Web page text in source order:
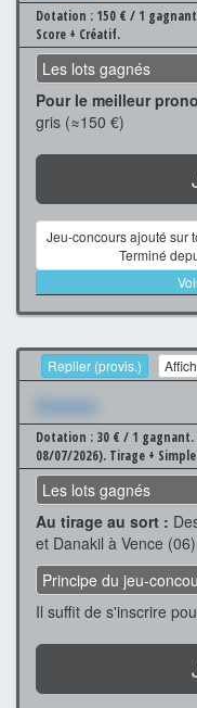
Dotation : 150 € / 1
Score + Créatif.
Les lots gagnés
Pour le meilleur
gris (≈150 €)
Jeu-concours ajouté sur
Terminé
Replier (provis.)
Xxxxxxx
Dotation : 30 € / 1 gagnant.
08/07/2026). Tirage +
Les lots gagnés
Au tirage au sort :
et Danakil à Vence
Principe du jeu-
Il suffit de s'inscrire